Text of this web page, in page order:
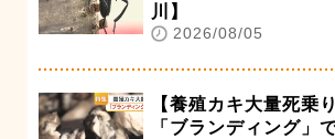
川】
2026/08/05
【養殖カキ大量死乗
「ブランディング